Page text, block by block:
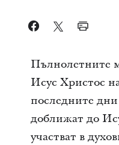
Пълнолетните
Исус Христос
последните
доближат до
участват в